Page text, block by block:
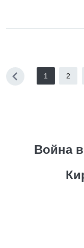
1 2
Война